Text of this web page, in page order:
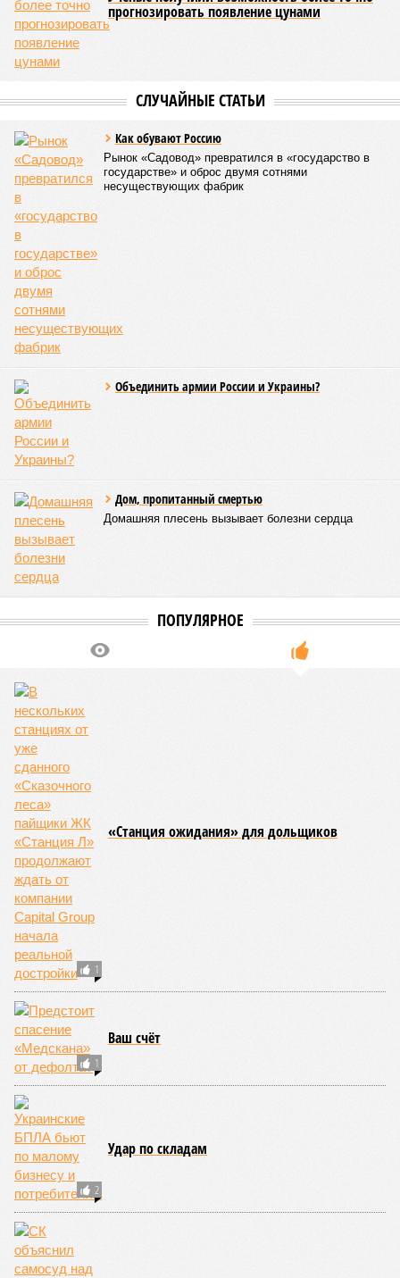
прогнозировать появление цунами
СЛУЧАЙНЫЕ СТАТЬИ
Как обувают Россию
Рынок «Садовод» превратился в «государство в
государстве» и оброс двумя сотнями
несуществующих фабрик
Объединить армии России и Украины?
Дом, пропитанный смертью
Домашняя плесень вызывает болезни сердца
ПОПУЛЯРНОЕ
1
«Станция ожидания» для дольщиков
1
Ваш счёт
2
Удар по складам